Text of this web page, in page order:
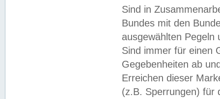
Sind in
Bundes mit den
ausgewählten
Sind immer für einen
Gegebenheiten ab
Erreichen dieser
(z.B. Sperrungen) für